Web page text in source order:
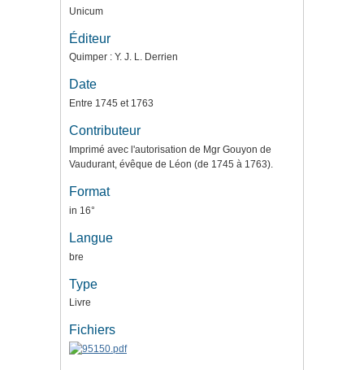
Unicum
Éditeur
Quimper : Y. J. L. Derrien
Date
Entre 1745 et 1763
Contributeur
Imprimé avec l'autorisation de Mgr Gouyon de
Vaudurant, évêque de Léon (de 1745 à 1763).
Format
in 16°
Langue
bre
Type
Livre
Fichiers